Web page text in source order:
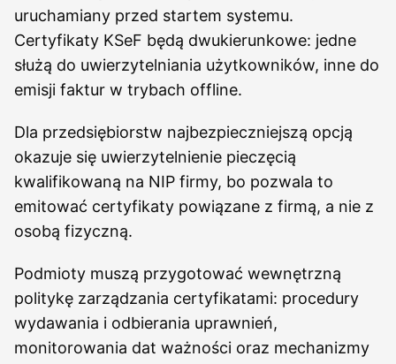
uruchamiany przed startem systemu.
Certyfikaty KSeF będą dwukierunkowe: jedne
służą do uwierzytelniania użytkowników, inne do
emisji faktur w trybach offline.
Dla przedsiębiorstw najbezpieczniejszą opcją
okazuje się uwierzytelnienie pieczęcią
kwalifikowaną na NIP firmy, bo pozwala to
emitować certyfikaty powiązane z firmą, a nie z
osobą fizyczną.
Podmioty muszą przygotować wewnętrzną
politykę zarządzania certyfikatami: procedury
wydawania i odbierania uprawnień,
monitorowania dat ważności oraz mechanizmy